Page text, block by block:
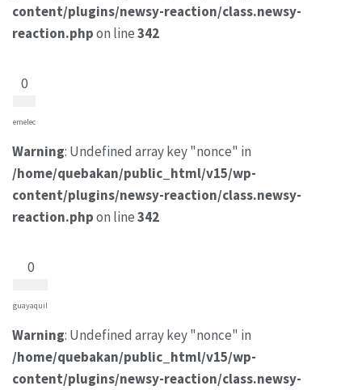
content/plugins/newsy-reaction/class.newsy-
reaction.phpon line342
0
emelec
Warning: Undefined array key "nonce" in
/home/quebakan/public_html/v15/wp-
content/plugins/newsy-reaction/class.newsy-
reaction.phpon line342
0
guayaquil
Warning: Undefined array key "nonce" in
/home/quebakan/public_html/v15/wp-
content/plugins/newsy-reaction/class.newsy-